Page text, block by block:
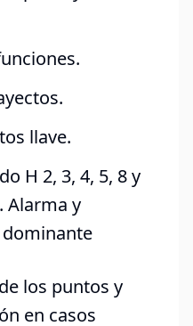
llave.
H 2, 3, 4, 5, 8 y
Alarma y
los puntos y
en casos